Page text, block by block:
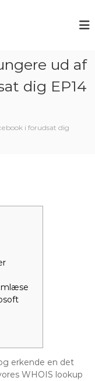
ud af
dig EP14
i forudsat dig
erkende en det
WHOIS lookup